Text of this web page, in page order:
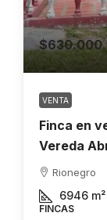
VENTA
Finca en
Vereda
Rionegro
6946 m²
FINCAS